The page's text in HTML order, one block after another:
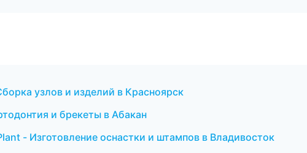
узлов и изделий в Красноярск
и брекеты в Абакан
- Изготовление оснастки и штампов в Владивосток